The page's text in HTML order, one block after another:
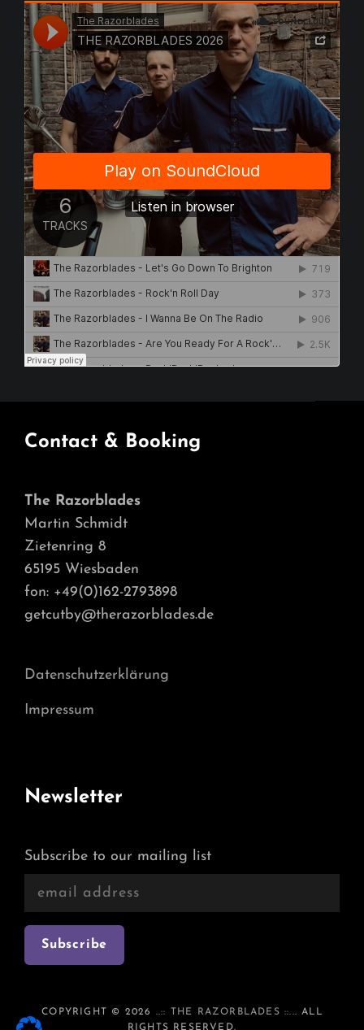
Contact & Booking
The Razorblades
Martin Schmidt
Zietenring 8
65195 Wiesbaden
fon: +49(0)162-2793898
getcutby@therazorblades.de
Datenschutzerklärung
Impressum
Newsletter
Subscribe to our mailing list
COPYRIGHT © 2026 ..:: THE RAZORBLADES ::... ALL
RIGHTS RESERVED.